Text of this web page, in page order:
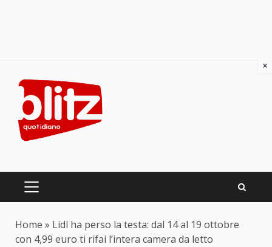
content
PRIMARY
Home » Lidl ha perso la testa: dal 14 al 19 ottobre
con 4,99 euro ti rifai l’intera camera da letto
×